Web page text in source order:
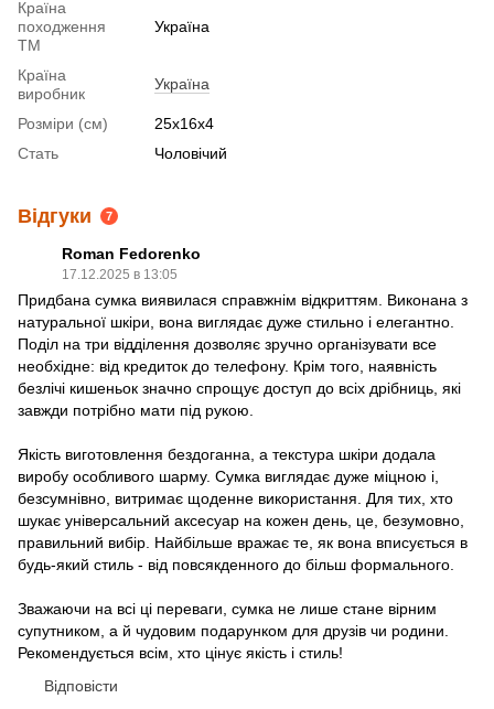
Країна
походження
ТМ
Україна
Країна
виробник
Україна
Розміри (см)
25х16х4
Стать
Чоловічий
Відгуки 7
Roman Fedorenko
17.12.2025 в 13:05
Придбана сумка виявилася справжнім відкриттям. Виконана з
натуральної шкіри, вона виглядає дуже стильно і елегантно.
Поділ на три відділення дозволяє зручно організувати все
необхідне: від кредиток до телефону. Крім того, наявність
безлічі кишеньок значно спрощує доступ до всіх дрібниць, які
завжди потрібно мати під рукою.
Якість виготовлення бездоганна, а текстура шкіри додала
виробу особливого шарму. Сумка виглядає дуже міцною і,
безсумнівно, витримає щоденне використання. Для тих, хто
шукає універсальний аксесуар на кожен день, це, безумовно,
правильний вибір. Найбільше вражає те, як вона вписується в
будь-який стиль - від повсякденного до більш формального.
Зважаючи на всі ці переваги, сумка не лише стане вірним
супутником, а й чудовим подарунком для друзів чи родини.
Рекомендується всім, хто цінує якість і стиль!
Відповісти